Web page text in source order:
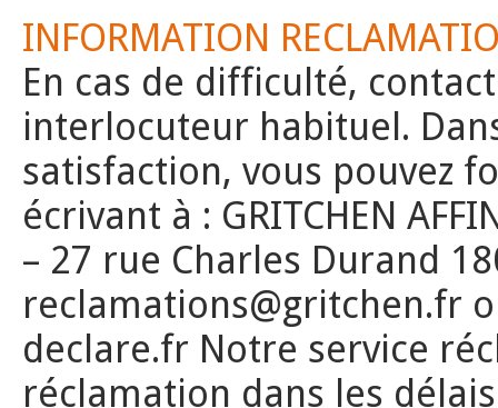
INFORMATION
En cas de difficulté,
interlocuteur habituel.
satisfaction, vous pouvez
écrivant à : GRITCHEN
– 27 rue Charles Durand
reclamations@gritchen.fr
declare.fr Notre service
réclamation dans les